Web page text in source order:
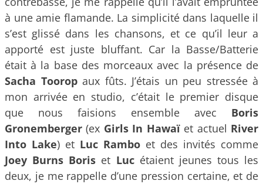
à une amie flamande. La simplicité dans laquelle il
s’est glissé dans les chansons, et ce qu’il leur a
apporté est juste bluffant. Car la Basse/Batterie
était à la base des morceaux avec la présence de
Sacha Tooropaux fûts. J’étais un peu stressée à
mon arrivée en studio, c’était le premier disque
que nous faisions ensemble avec Boris
Gronemberger (ex Girls In Hawaïet actuel River
Into Lake) et Luc Rambo et des invités comme
Joey Burns Boris et Lucétaient jeunes tous les
deux, je me rappelle d’une pression certaine, et de